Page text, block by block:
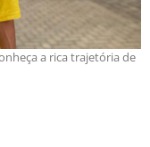
a rica trajetória de